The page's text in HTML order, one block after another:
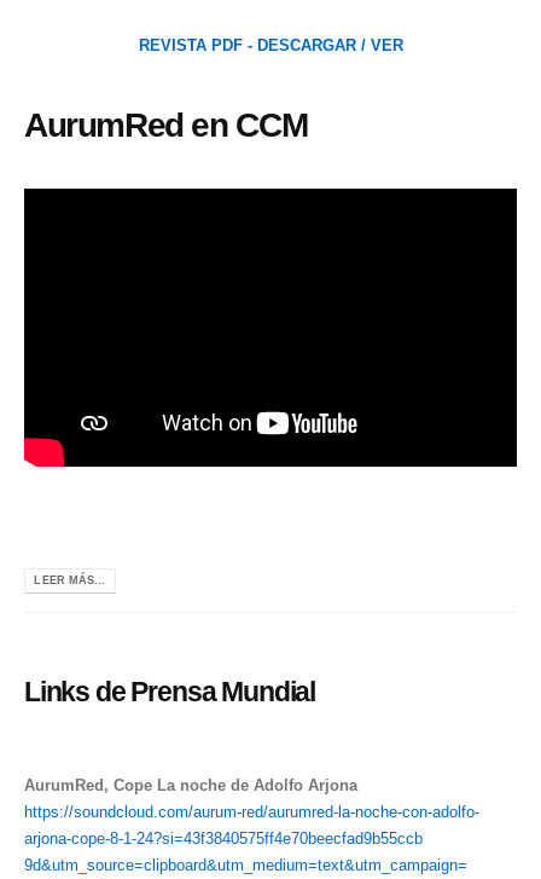
REVISTA PDF - DESCARGAR / VER
AurumRed en CCM
LEER MÁS...
Links de Prensa Mundial
AurumRed, Cope La noche de Adolfo Arjona
https://soundcloud.com/aurum-red/aurumred-la-noche-con-adolfo-
arjona-cope-8-1-24?si=43f3840575ff4e70beecfad9b55ccb
9d&utm_source=clipboard&utm_ medium=text&utm_campaign=